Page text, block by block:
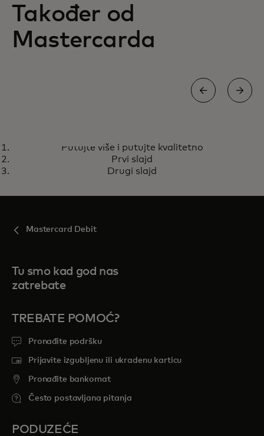
Također od
Mastercarda
Putujte više i putujte kvalitetno
Putujte više i putujte kvalitetno
Prvi slajd
Drugi slajd
Mastercard Debit
Tu smo kad god nas
zatrebate
TREBATE POMOĆ?
Pronađite podršku
Prijavite izgubljenu ili ukradenu karticu
Pronađite bankomat
Često postavljana pitanja
PODUZEĆE